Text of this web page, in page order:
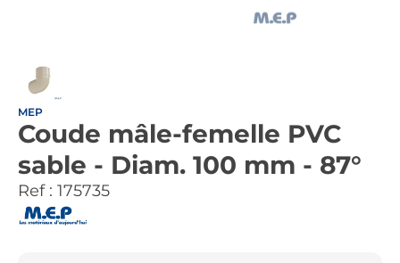
MEP
Coude mâle-femelle PVC
sable - Diam. 100 mm - 87°
Ref : 175735